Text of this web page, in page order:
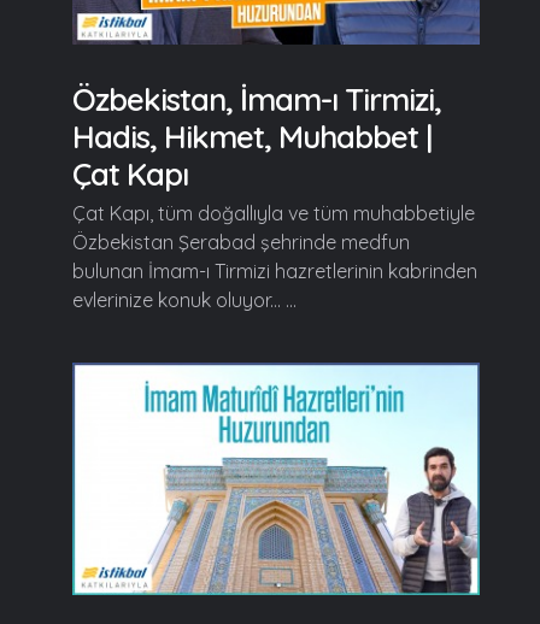
Özbekistan, İmam-ı Tirmizi,
Hadis, Hikmet, Muhabbet |
Çat Kapı
Çat Kapı, tüm doğallıyla ve tüm muhabbetiyle
Özbekistan Şerabad şehrinde medfun
bulunan İmam-ı Tirmizi hazretlerinin kabrinden
evlerinize konuk oluyor... ...